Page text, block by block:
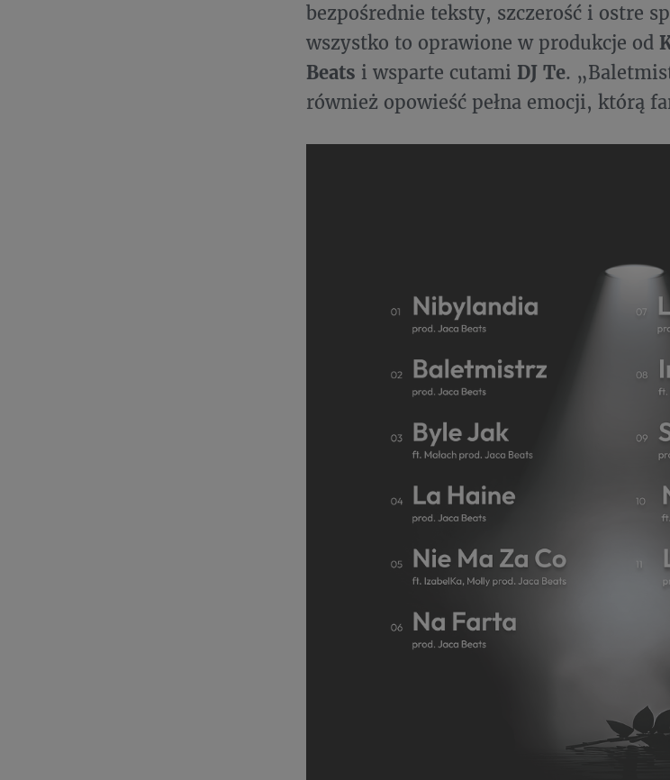
bezpośrednie teksty, szczerość i ostre
wszystko to oprawione w produkcje od
Beats i wsparte cutami DJ Te.
również opowieść pełna emocji, którą